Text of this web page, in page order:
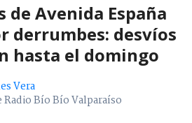
de Avenida España
derrumbes: desvíos
hasta el domingo
Vera
Radio Bío Bío Valparaíso